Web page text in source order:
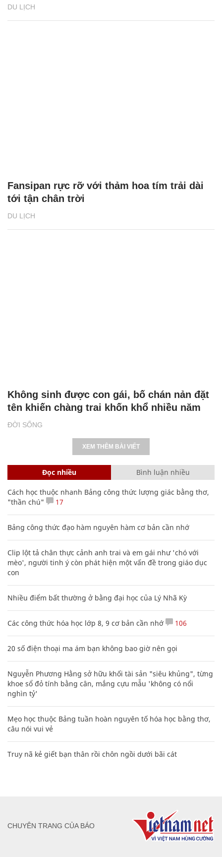
DU LỊCH
DU LỊCH
Fansipan rực rỡ với thảm hoa tím trải dài
tới tận chân trời
ĐỜI SỐNG
Không sinh được con gái, bố chán nản đặt
tên khiến chàng trai khốn khổ nhiều năm
XEM THÊM BÀI VIẾT
Đọc nhiều Bình luận nhiều
Cách học thuộc nhanh Bảng công thức lượng giác bằng thơ,
"thần chú"
17
Bảng công thức đạo hàm nguyên hàm cơ bản cần nhớ
Clip lột tả chân thực cảnh anh trai và em gái như 'chó với
mèo', người tinh ý còn phát hiện một vấn đề trong giáo dục
con
Nhiều điểm bất thường ở bằng đại học của Lý Nhã Kỳ
Các công thức hóa học lớp 8, 9 cơ bản cần nhớ 106
20 số điện thoại ma ám bạn không bao giờ nên gọi
Nguyễn Phương Hằng sở hữu khối tài sản "siêu khủng", từng
khoe sổ đỏ tính bằng cân, mắng cựu mẫu 'không có nổi
nghìn tỷ'
Mẹo học thuộc Bảng tuần hoàn nguyên tố hóa học bằng thơ,
câu nói vui vẻ
Truy nã kẻ giết bạn thân rồi chôn ngồi dưới bãi cát
CHUYÊN TRANG CỦA BÁO